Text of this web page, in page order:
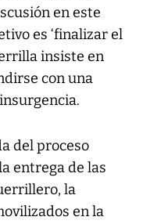
en este
es ‘finalizar el
insiste en
con una
del proceso
entrega de las
la
en la